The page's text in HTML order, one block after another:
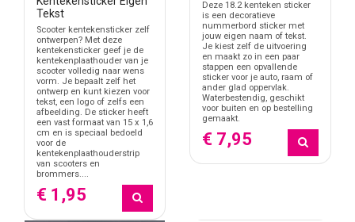
Tekst
Scooter kentekensticker zelf
ontwerpen? Met deze
kentekensticker geef je de
kentekenplaathouder van je
scooter volledig naar wens
vorm. Je bepaalt zelf het
ontwerp en kunt kiezen voor
tekst, een logo of zelfs een
afbeelding. De sticker heeft
een vast formaat van 15 x 1,6
cm en is speciaal bedoeld
voor de
kentekenplaathouderstrip
van scooters en
brommers....
€ 1,95
Deze 18.2 kenteken sticker
is een decoratieve
nummerbord sticker met
jouw eigen naam of tekst.
Je kiest zelf de uitvoering
en maakt zo in een paar
stappen een opvallende
sticker voor je auto, raam of
ander glad oppervlak.
Waterbestendig, geschikt
voor buiten en op bestelling
gemaakt.
€ 7,95